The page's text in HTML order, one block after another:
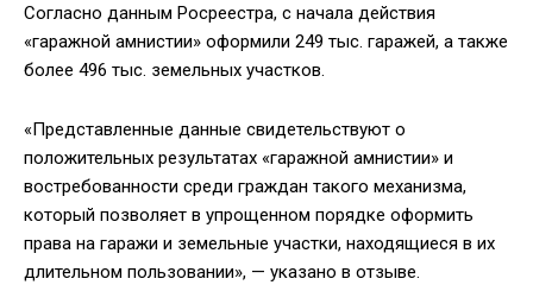
Согласно данным Росреестра, с начала действия
«гаражной амнистии» оформили 249 тыс. гаражей, а также
более 496 тыс. земельных участков.
«Представленные данные свидетельствуют о
положительных результатах «гаражной амнистии» и
востребованности среди граждан такого механизма,
который позволяет в упрощенном порядке оформить
права на гаражи и земельные участки, находящиеся в их
длительном пользовании», — указано в отзыве.